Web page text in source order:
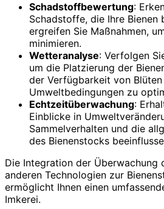
Schadstoffbewertung:
Schadstoffe, die Ihre Bienen
ergreifen Sie Maßnahmen,
minimieren.
Wetteranalyse: Verfolgen
um die Platzierung der
der Verfügbarkeit von Blüten
Umweltbedingungen zu
Echtzeitüberwachung:
Einblicke in
Sammelverhalten und die
des Bienenstocks
Die Integration der Überwachung
anderen Technologien zur
ermöglicht Ihnen einen
Imkerei.